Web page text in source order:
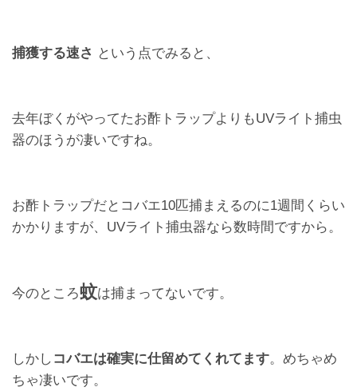
捕獲する速さ という点でみると、
去年ぼくがやってたお酢トラップよりもUVライト捕虫
器のほうが凄いですね。
お酢トラップだとコバエ10匹捕まえるのに1週間くらい
かかりますが、UVライト捕虫器なら数時間ですから。
今のところ蚊は捕まってないです。
しかし コバエは確実に仕留めてくれてます。めちゃめ
ちゃ凄いです。